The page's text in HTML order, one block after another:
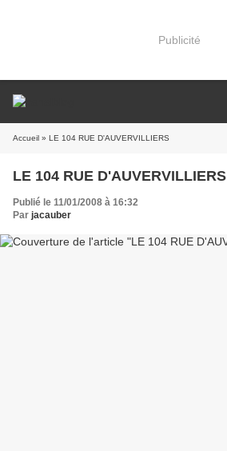
Publicité
Accueil » LE 104 RUE D'AUVERVILLIERS
LE 104 RUE D'AUVERVILLIERS
Publié le 11/01/2008 à 16:32
Par jacauber